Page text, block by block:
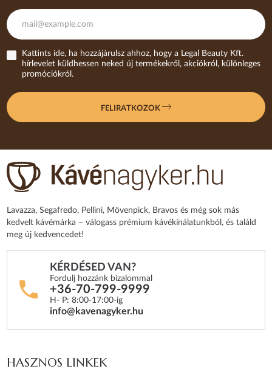
Kattints ide, ha hozzájárulsz ahhoz, hogy a Legal Beauty Kft.
hírlevelet küldhessen neked új termékekről, akciókról, különleges
promóciókról.
FELIRATKOZOK
Lavazza, Segafredo, Pellini, Mövenpick, Bravos és még sok más
kedvelt kávémárka – válogass prémium kávékínálatunkból, és találd
meg új kedvencedet!
KÉRDÉSED VAN?
Fordulj hozzánk bizalommal
+36-70-799-9999
H- P: 8:00-17:00-ig
info@kavenagyker.hu
HASZNOS LINKEK